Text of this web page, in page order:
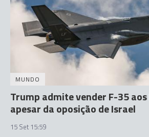
MUNDO
Trump admite vender F-35
apesar da oposição de Israel
15 Set 15:59